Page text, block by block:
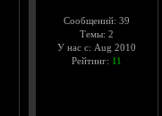
Сообщений: 39
Темы: 2
У нас с: Aug 2010
Рейтинг: 11